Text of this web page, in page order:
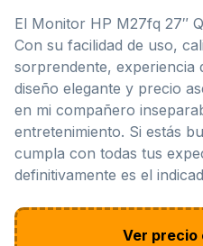
El Monitor HP M27fq 27″
Con su facilidad de uso,
sorprendente, experiencia
diseño elegante y precio
en mi compañero
entretenimiento. Si estás
cumpla con todas tus
definitivamente es el
Ver precio